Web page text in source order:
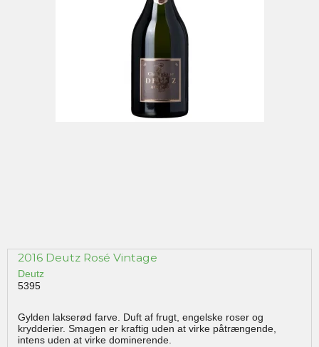
2016 Deutz Rosé Vintage
Deutz
5395
Gylden lakserød farve. Duft af frugt, engelske roser og
krydderier. Smagen er kraftig uden at virke påtrængende,
intens uden at virke dominerende.